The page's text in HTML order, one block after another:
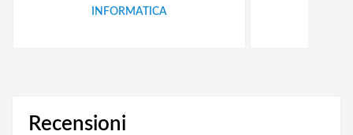
INFORMATICA
Recensioni